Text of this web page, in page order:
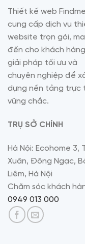
Thiết kế web Findme
cung cấp dịch vụ
website trọn gói,
đến cho khách
giải pháp tối ưu và
chuyên nghiệp để
dựng nền tảng trực
vững chắc.
TRỤ SỞ CHÍNH
Hà Nội: Ecohome 3,
Xuân, Đông Ngạc,
Liêm, Hà Nội
Chăm sóc khách
0949 013 000